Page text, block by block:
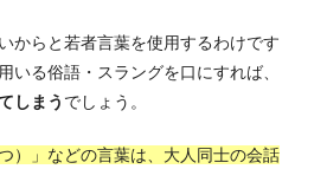
からと若者言葉を使用するわけです
いる俗語・スラングを口にすれば、
しまう でしょう。
）」などの言葉は、大人同士の会話